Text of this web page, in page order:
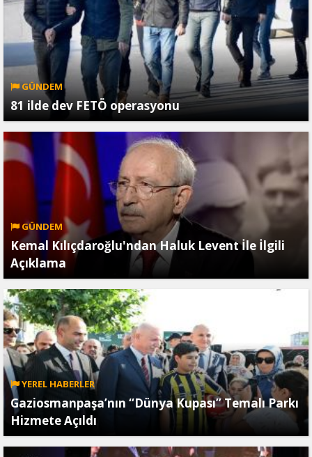
GÜNDEM
81 ilde dev FETÖ operasyonu
GÜNDEM
Kemal Kılıçdaroğlu'ndan Haluk Levent İle İlgili
Açıklama
YEREL HABERLER
Gaziosmanpaşa’nın “Dünya Kupası” Temalı Parkı
Hizmete Açıldı